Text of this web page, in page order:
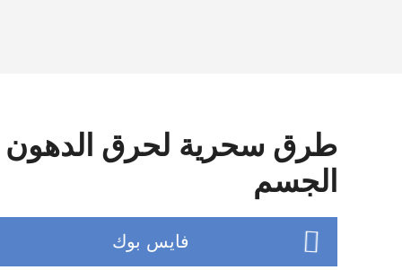
طرق سحرية لحرق الدهون
الجسم
فايس بوك